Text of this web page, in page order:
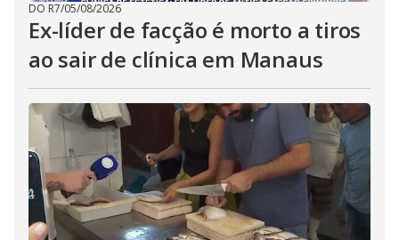
DO R7/05/08/2026
Ex-líder de facção é morto a tiros
ao sair de clínica em Manaus